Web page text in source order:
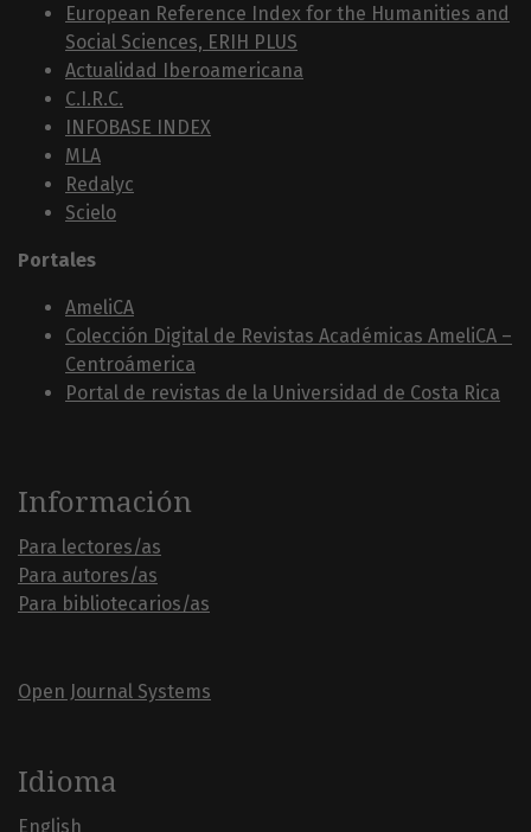
European Reference Index for the Humanities and
Social Sciences, ERIH PLUS
Actualidad Iberoamericana
C.I.R.C.
INFOBASE INDEX
MLA
Redalyc
Scielo
Portales
AmeliCA
Colección Digital de Revistas Académicas AmeliCA –
Centroámerica
Portal de revistas de la Universidad de Costa Rica
Información
Para lectores/as
Para autores/as
Para bibliotecarios/as
Open Journal Systems
Idioma
English